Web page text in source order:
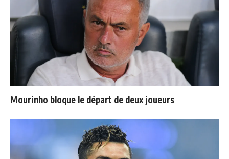
Mourinho bloque le départ de deux joueurs